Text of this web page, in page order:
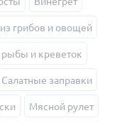
грибов и овощей
рыбы и креветок
Салатные заправки
Мясной рулет